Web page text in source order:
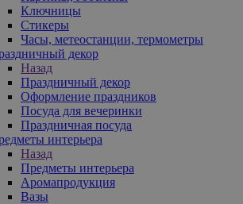
Ключницы
Стикеры
Часы, метеостанции, термометры
декор
Назад
Праздничный декор
Оформление праздников
Посуда для вечеринки
Праздничная посуда
интерьера
Назад
Предметы интерьера
Аромапродукция
Вазы